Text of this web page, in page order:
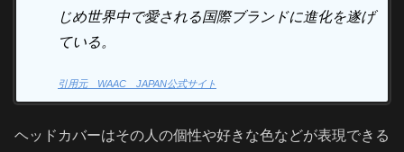
じめ世界中で愛される国際ブランドに進化を遂げ
ている。
引用元 WAAC JAPAN公式サイト
ヘッドカバーはその人の個性や好きな色などが表現できる